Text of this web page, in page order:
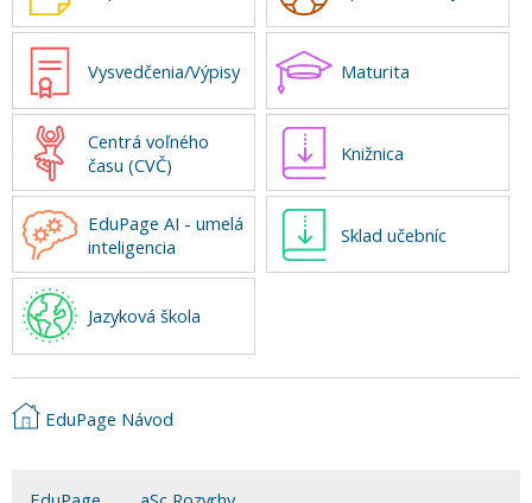
Vysvedčenia/Výpisy Maturita
Centrá voľného
času (CVČ)
Knižnica
EduPage AI - umelá
inteligencia
Sklad učebníc
Jazyková škola
EduPage Návod